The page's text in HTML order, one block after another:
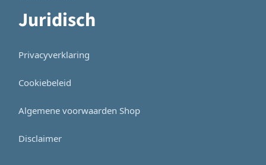
Juridisch
Privacyverklaring
Cookiebeleid
Algemene voorwaarden Shop
Disclaimer